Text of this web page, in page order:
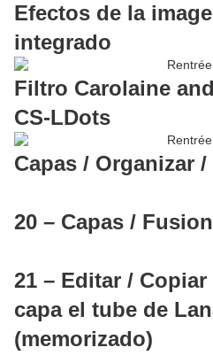
Efectos de la
integrado
Filtro Carolaine
CS-LDots
Capas / Organizar
20 – Capas /
21 – Editar /
capa el tube de
(memorizado)